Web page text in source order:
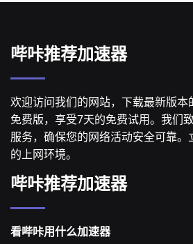
哔咔推荐加速器
欢迎访问我们的网站，下载最新版本
免费版，享受7天的免费试用。我们
服务，确保您的网络活动安全可靠
的上网环境。
哔咔推荐加速器
看哔咔用什么加速器